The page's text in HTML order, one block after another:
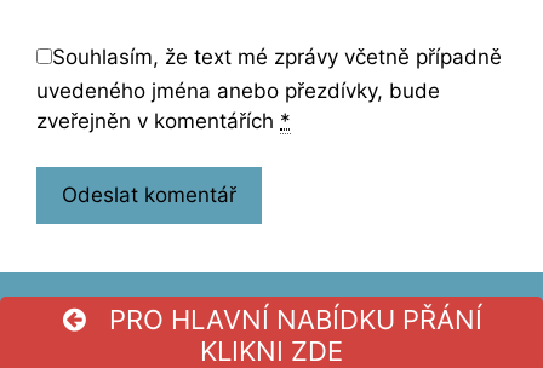
Souhlasím, že text mé zprávy včetně případně
uvedeného jména anebo přezdívky, bude
zveřejněn v komentářích *
PRO HLAVNÍ NABÍDKU PŘÁNÍ
KLIKNI ZDE